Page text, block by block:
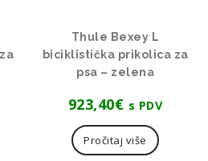
Thule Bexey L
biciklistička prikolica za
psa – zelena
923,40€ s PDV
Pročitaj više